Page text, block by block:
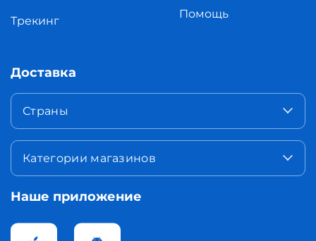
Трекинг
Помощь
Доставка
Страны
Категории магазинов
Наше приложение